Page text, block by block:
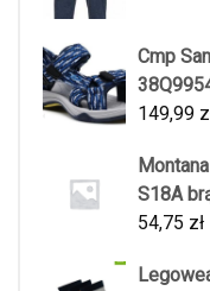
Cmp
149,99
S18A
54,75 zł